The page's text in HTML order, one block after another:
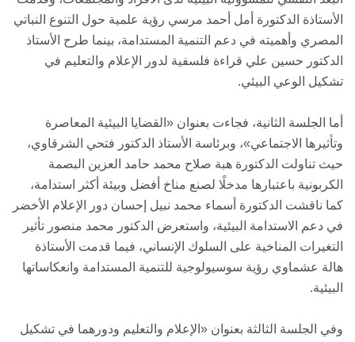
الأستاذة الدكتورة أمل أحمد مرسي رؤية علمية حول التنوع النباتي
المصري وأهميته في دعم التنمية المستدامة، بينما طرح الأستاذ
الدكتور حسين علي قراءة فلسفية لدور الإعلام والتعليم في
تشكيل الوعي البيئي.
أما الجلسة الثانية، فجاءت بعنوان «القضايا البيئية المعاصرة
وتأثيرها الاجتماعي»، وبرئاسة الأستاذ الدكتور فتحي الشرقاوي،
حيث تناولت الدكتورة هبة صلاح محمد حامد العزين البصمة
الكربونية باعتبارها مدخلًا لصنع مناخ أفضل وبيئة أكثر استدامة،
كما ناقشت الدكتورة أسماء محمد نبيل إحسان دور الإعلام الأخضر
في دعم الاستدامة البيئية، واستعرض الدكتور محمد منصور تأثير
التغيرات المناخية على السلوك الإنساني، فيما قدمت الأستاذة
هالة عشماوي رؤية سوسيولوجية للتنمية المستدامة وانعكاساتها
البيئية.
وفي الجلسة الثالثة بعنوان «الإعلام والتعليم ودورهما في تشكيل